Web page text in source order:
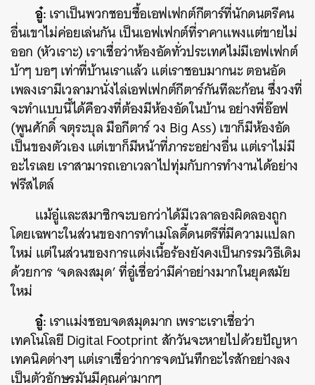
อู๋:เราเป็นพวกชอบซื้อเอฟเฟกต์กีตาร์ที่นักดนตรีคน
อื่นเขาไม่ค่อยเล่นกัน เป็นเอฟเฟกต์ที่ราคาแพงแต่ขายไม่
ออก (หัวเราะ) เราเชื่อว่าห้องอัดทั่วประเทศไม่มีเอฟเฟกต์
บ้าๆ บอๆ เท่าที่บ้านเราแล้ว แต่เราชอบมากนะ ตอนอัด
เพลงเรามีเวลามานั่งไล่เอฟเฟกต์กีตาร์กันทีละก้อน ซึ่งวงที่
จะทำแบบนี้ได้คือวงที่ต้องมีห้องอัดในบ้าน อย่างพี่อ๊อฟ
(พูนศักดิ์ จตุระบุล มือกีตาร์ วง Big Ass) เขาก็มีห้องอัด
เป็นของตัวเอง แต่เขาก็มีหน้าที่ภาระอย่างอื่น แต่เราไม่มี
อะไรเลย เราสามารถเอาเวลาไปทุ่มกับการทำงานได้อย่าง
ฟรีสไตล์
แม้อู๋และสมาชิกจะบอกว่าได้มีเวลาลองผิดลองถูก
โดยเฉพาะในส่วนของการทำเมโลดี้ดนตรีที่มีความแปลก
ใหม่ แต่ในส่วนของการแต่งเนื้อร้องยังคงเป็นกรรมวิธีเดิม
ด้วยการ ‘จดลงสมุด’ ที่อู๋เชื่อว่ามีค่าอย่างมากในยุคสมัย
ใหม่
อู๋:เราแม่งชอบจดสมุดมาก เพราะเราเชื่อว่า
เทคโนโลยี Digital Footprint สักวันจะหายไปด้วยปัญหา
เทคนิคต่างๆ แต่เราเชื่อว่าการจดบันทึกอะไรสักอย่างลง
เป็นตัวอักษรมันมีคุณค่ามากๆ